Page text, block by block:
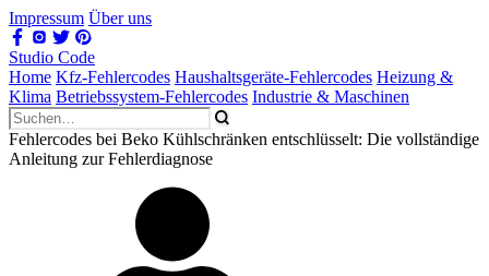
Impressum Über uns
Studio Code
Home Kfz-Fehlercodes Haushaltsgeräte-Fehlercodes Heizung &
Klima Betriebssystem-Fehlercodes Industrie & Maschinen
Fehlercodes bei Beko Kühlschränken entschlüsselt: Die vollständige
Anleitung zur Fehlerdiagnose